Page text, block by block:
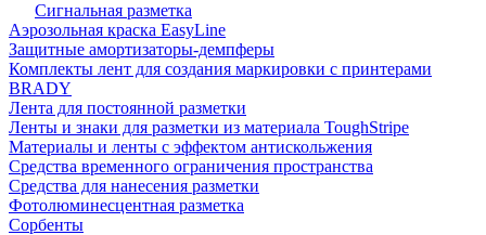
Сигнальная разметка
Аэрозольная краска EasyLine
Защитные амортизаторы-демпферы
Комплекты лент для создания маркировки с принтерами
BRADY
Лента для постоянной разметки
Ленты и знаки для разметки из материала ToughStripe
Материалы и ленты с эффектом антискольжения
Средства временного ограничения пространства
Средства для нанесения разметки
Фотолюминесцентная разметка
Сорбенты